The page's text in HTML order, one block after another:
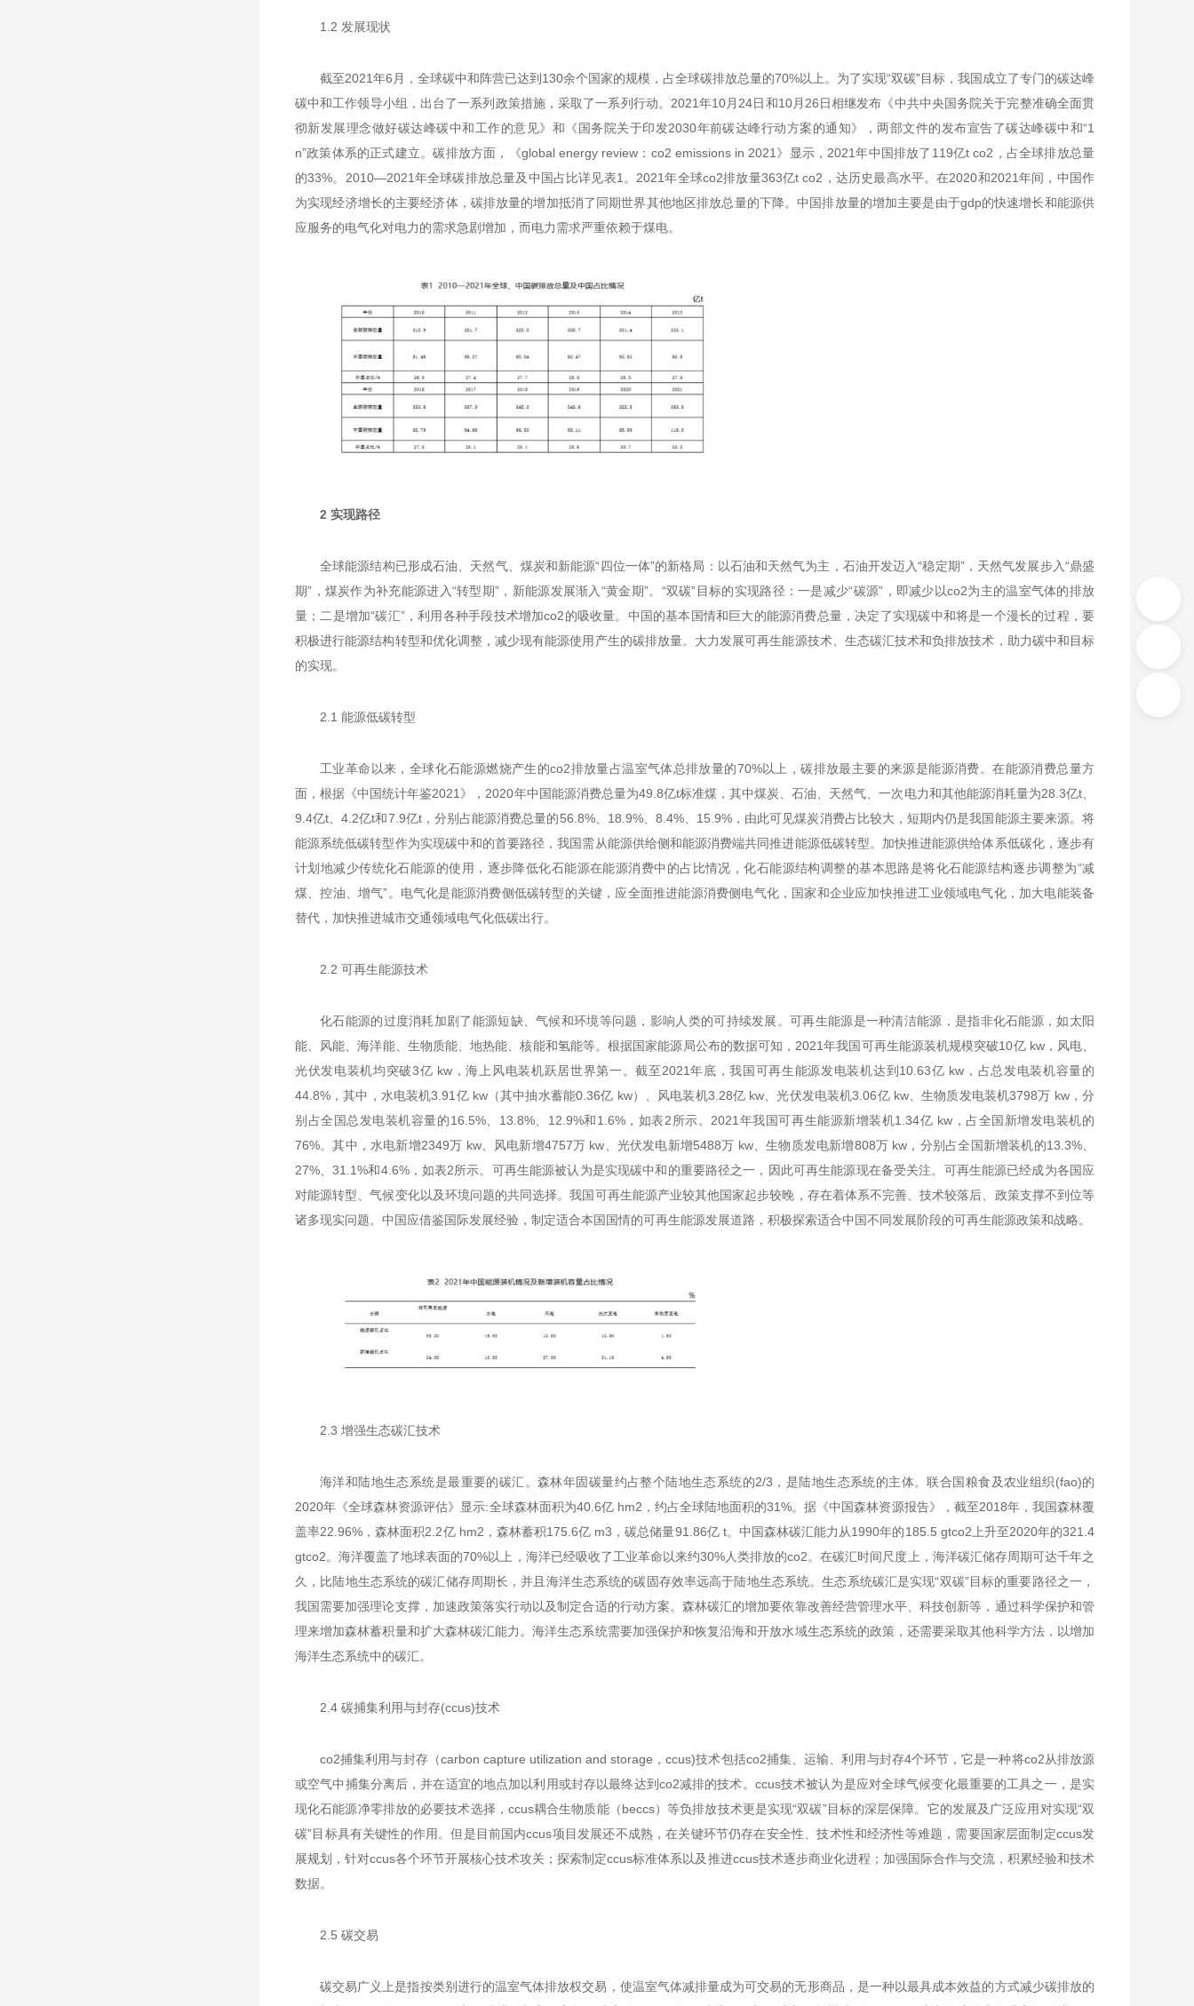
1.2 发展现状
截至2021年6月，全球碳中和阵营已达到130余个国家的规模，占全球碳排放总量的70%以上。为了实现“双碳”目标，我国成立了专门的碳达峰
碳中和工作领导小组，出台了一系列政策措施，采取了一系列行动。2021年10月24日和10月26日相继发布《中共中央国务院关于完整准确全面贯
彻新发展理念做好碳达峰碳中和工作的意见》和《国务院关于印发2030年前碳达峰行动方案的通知》，两部文件的发布宣告了碳达峰碳中和“1
n”政策体系的正式建立。碳排放方面，《global energy review：co2 emissions in 2021》显示，2021年中国排放了119亿t co2，占全球排放总量
的33%。2010—2021年全球碳排放总量及中国占比详见表1。2021年全球co2排放量363亿t co2，达历史最高水平。在2020和2021年间，中国作
为实现经济增长的主要经济体，碳排放量的增加抵消了同期世界其他地区排放总量的下降。中国排放量的增加主要是由于gdp的快速增长和能源供
应服务的电气化对电力的需求急剧增加，而电力需求严重依赖于煤电。
2 实现路径
全球能源结构已形成石油、天然气、煤炭和新能源“四位一体”的新格局：以石油和天然气为主，石油开发迈入“稳定期”，天然气发展步入“鼎盛
期”，煤炭作为补充能源进入“转型期”，新能源发展渐入“黄金期”。“双碳”目标的实现路径：一是减少“碳源”，即减少以co2为主的温室气体的排放
量；二是增加“碳汇”，利用各种手段技术增加co2的吸收量。中国的基本国情和巨大的能源消费总量，决定了实现碳中和将是一个漫长的过程，要
积极进行能源结构转型和优化调整，减少现有能源使用产生的碳排放量。大力发展可再生能源技术、生态碳汇技术和负排放技术，助力碳中和目标
的实现。
2.1 能源低碳转型
工业革命以来，全球化石能源燃烧产生的co2排放量占温室气体总排放量的70%以上，碳排放最主要的来源是能源消费。在能源消费总量方
面，根据《中国统计年鉴2021》，2020年中国能源消费总量为49.8亿t标准煤，其中煤炭、石油、天然气、一次电力和其他能源消耗量为28.3亿t、
9.4亿t、4.2亿t和7.9亿t，分别占能源消费总量的56.8%、18.9%、8.4%、15.9%，由此可见煤炭消费占比较大，短期内仍是我国能源主要来源。将
能源系统低碳转型作为实现碳中和的首要路径，我国需从能源供给侧和能源消费端共同推进能源低碳转型。加快推进能源供给体系低碳化，逐步有
计划地减少传统化石能源的使用，逐步降低化石能源在能源消费中的占比情况，化石能源结构调整的基本思路是将化石能源结构逐步调整为“减
煤、控油、增气”。电气化是能源消费侧低碳转型的关键，应全面推进能源消费侧电气化，国家和企业应加快推进工业领域电气化，加大电能装备
替代，加快推进城市交通领域电气化低碳出行。
2.2 可再生能源技术
化石能源的过度消耗加剧了能源短缺、气候和环境等问题，影响人类的可持续发展。可再生能源是一种清洁能源，是指非化石能源，如太阳
能、风能、海洋能、生物质能、地热能、核能和氢能等。根据国家能源局公布的数据可知，2021年我国可再生能源装机规模突破10亿 kw，风电、
光伏发电装机均突破3亿 kw，海上风电装机跃居世界第一。截至2021年底，我国可再生能源发电装机达到10.63亿 kw，占总发电装机容量的
44.8%，其中，水电装机3.91亿 kw（其中抽水蓄能0.36亿 kw）、风电装机3.28亿 kw、光伏发电装机3.06亿 kw、生物质发电装机3798万 kw，分
别占全国总发电装机容量的16.5%、13.8%、12.9%和1.6%，如表2所示。2021年我国可再生能源新增装机1.34亿 kw，占全国新增发电装机的
76%。其中，水电新增2349万 kw、风电新增4757万 kw、光伏发电新增5488万 kw、生物质发电新增808万 kw，分别占全国新增装机的13.3%、
27%、31.1%和4.6%，如表2所示。可再生能源被认为是实现碳中和的重要路径之一，因此可再生能源现在备受关注。可再生能源已经成为各国应
对能源转型、气候变化以及环境问题的共同选择。我国可再生能源产业较其他国家起步较晚，存在着体系不完善、技术较落后、政策支撑不到位等
诸多现实问题。中国应借鉴国际发展经验，制定适合本国国情的可再生能源发展道路，积极探索适合中国不同发展阶段的可再生能源政策和战略。
2.3 增强生态碳汇技术
海洋和陆地生态系统是最重要的碳汇。森林年固碳量约占整个陆地生态系统的2/3，是陆地生态系统的主体。联合国粮食及农业组织(fao)的
2020年《全球森林资源评估》显示:全球森林面积为40.6亿 hm2，约占全球陆地面积的31%。据《中国森林资源报告》，截至2018年，我国森林覆
盖率22.96%，森林面积2.2亿 hm2，森林蓄积175.6亿 m3，碳总储量91.86亿 t。中国森林碳汇能力从1990年的185.5 gtco2上升至2020年的321.4
gtco2。海洋覆盖了地球表面的70%以上，海洋已经吸收了工业革命以来约30%人类排放的co2。在碳汇时间尺度上，海洋碳汇储存周期可达千年之
久，比陆地生态系统的碳汇储存周期长，并且海洋生态系统的碳固存效率远高于陆地生态系统。生态系统碳汇是实现“双碳”目标的重要路径之一，
我国需要加强理论支撑，加速政策落实行动以及制定合适的行动方案。森林碳汇的增加要依靠改善经营管理水平、科技创新等，通过科学保护和管
理来增加森林蓄积量和扩大森林碳汇能力。海洋生态系统需要加强保护和恢复沿海和开放水域生态系统的政策，还需要采取其他科学方法，以增加
海洋生态系统中的碳汇。
2.4 碳捕集利用与封存(ccus)技术
co2捕集利用与封存（carbon capture utilization and storage，ccus)技术包括co2捕集、运输、利用与封存4个环节，它是一种将co2从排放源
或空气中捕集分离后，并在适宜的地点加以利用或封存以最终达到co2减排的技术。ccus技术被认为是应对全球气候变化最重要的工具之一，是实
现化石能源净零排放的必要技术选择，ccus耦合生物质能（beccs）等负排放技术更是实现“双碳”目标的深层保障。它的发展及广泛应用对实现“双
碳”目标具有关键性的作用。但是目前国内ccus项目发展还不成熟，在关键环节仍存在安全性、技术性和经济性等难题，需要国家层面制定ccus发
展规划，针对ccus各个环节开展核心技术攻关；探索制定ccus标准体系以及推进ccus技术逐步商业化进程；加强国际合作与交流，积累经验和技术
数据。
2.5 碳交易
碳交易广义上是指按类别进行的温室气体排放权交易，使温室气体减排量成为可交易的无形商品，是一种以最具成本效益的方式减少碳排放的